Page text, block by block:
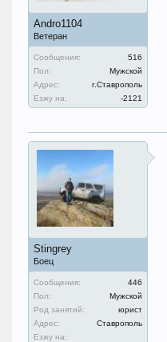
Andro1104
Ветеран
Сообщения:
516
Пол:
Мужской
Адрес:
г.Ставрополь
Езжу на:
-2121
Stingrey
Боец
Сообщения:
446
Пол:
Мужской
Род занятий:
юрист
Адрес:
Ставрополь
Езжу на: